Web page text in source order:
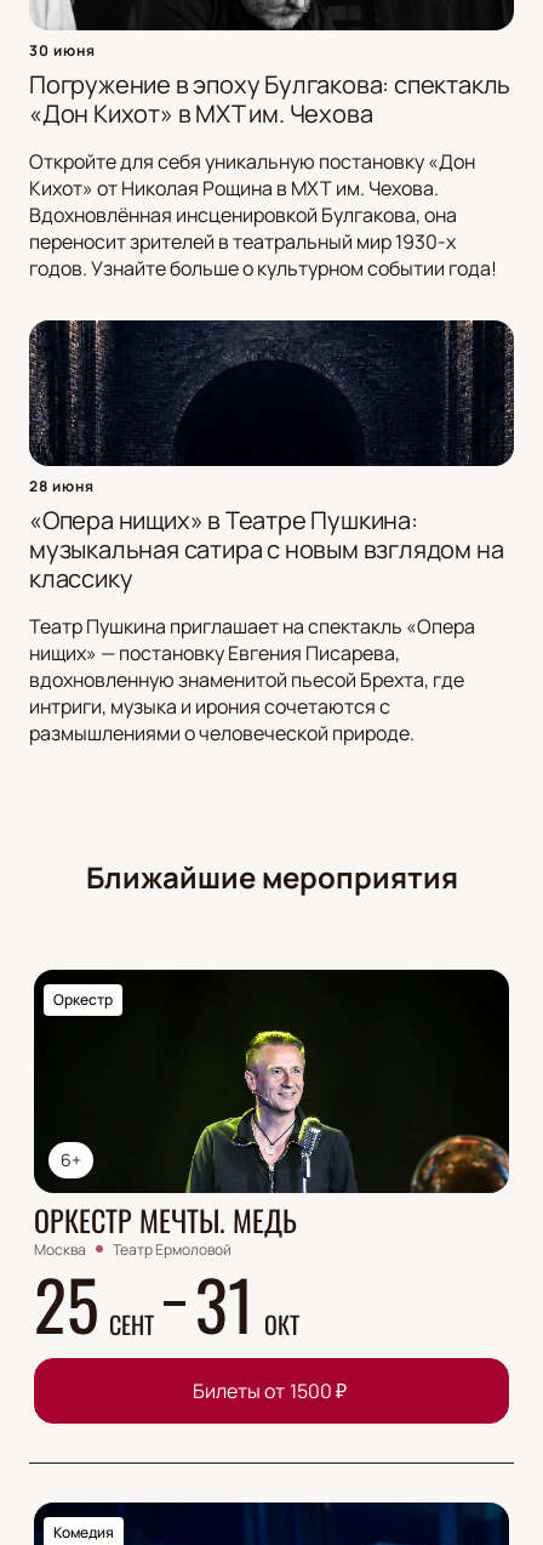
30 июня
Погружение в эпоху Булгакова: спектакль
«Дон Кихот» в МХТ им. Чехова
Откройте для себя уникальную постановку «Дон
Кихот» от Николая Рощина в МХТ им. Чехова.
Вдохновлённая инсценировкой Булгакова, она
переносит зрителей в театральный мир 1930-х
годов. Узнайте больше о культурном событии года!
28 июня
«Опера нищих» в Театре Пушкина:
музыкальная сатира с новым взглядом на
классику
Театр Пушкина приглашает на спектакль «Опера
нищих» — постановку Евгения Писарева,
вдохновленную знаменитой пьесой Брехта, где
интриги, музыка и ирония сочетаются с
размышлениями о человеческой природе.
Ближайшие мероприятия
6+
Оркестр
ОРКЕСТР МЕЧТЫ. МЕДЬ
Москва Театр Ермоловой
25 СЕНТ 31 ОКТ
Билеты от 1500₽
Комедия